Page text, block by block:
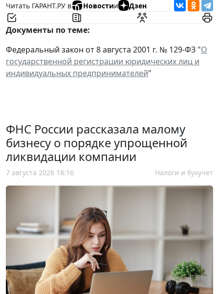
Читать ГАРАНТ.РУ в
Новостии Дзен
Документы по теме:
Федеральный закон от 8 августа 2001 г. № 129-ФЗ "О
государственной регистрации юридических лиц и
индивидуальных предпринимателей"
ФНС России рассказала малому
бизнесу о порядке упрощенной
ликвидации компании
7 августа 2026 18:16 Налоги и бухучет